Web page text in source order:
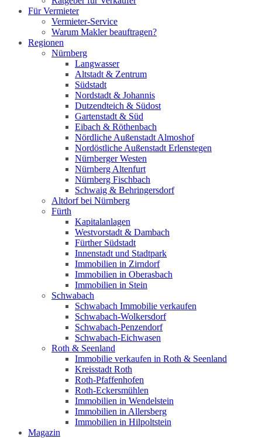
Für Vermieter
Vermieter-Service
Warum Makler beauftragen?
Regionen
Nürnberg
Langwasser
Altstadt & Zentrum
Südstadt
Nordstadt & Johannis
Dutzendteich & Südost
Gartenstadt & Süd
Eibach & Röthenbach
Nördliche Außenstadt Almoshof
Nordöstliche Außenstadt Erlenstegen
Nürnberger Westen
Nürnberg Altenfurt
Nürnberg Fischbach
Schwaig & Behringersdorf
Altdorf bei Nürnberg
Fürth
Kapitalanlagen
Westvorstadt & Dambach
Fürther Südstadt
Innenstadt und Stadtpark
Immobilien in Zirndorf
Immobilien in Oberasbach
Immobilien in Stein
Schwabach
Schwabach Immobilie verkaufen
Schwabach-Wolkersdorf
Schwabach-Penzendorf
Schwabach-Eichwasen
Roth & Seenland
Immobilie verkaufen in Roth & Seenland
Kreisstadt Roth
Roth-Pfaffenhofen
Roth-Eckersmühlen
Immobilien in Wendelstein
Immobilien in Allersberg
Immobilien in Hilpoltstein
Magazin